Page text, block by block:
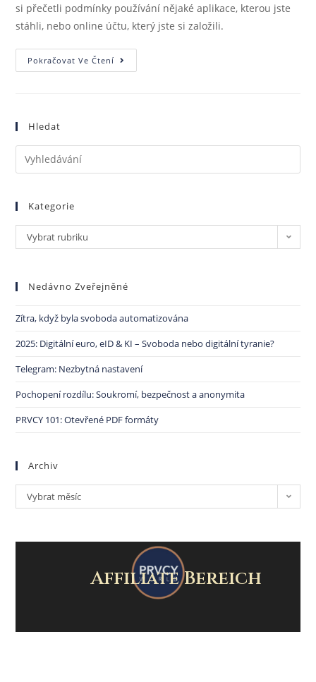
si přečetli podmínky používání nějaké aplikace, kterou jste
stáhli, nebo online účtu, který jste si založili.
Pokračovat Ve Čtení
Hledat
Kategorie
Vybrat rubriku
Nedávno Zveřejněné
Zítra, když byla svoboda automatizována
2025: Digitální euro, eID & KI – Svoboda nebo digitální tyranie?
Telegram: Nezbytná nastavení
Pochopení rozdílu: Soukromí, bezpečnost a anonymita
PRVCY 101: Otevřené PDF formáty
Archiv
Vybrat měsíc
Affiliate Bereich